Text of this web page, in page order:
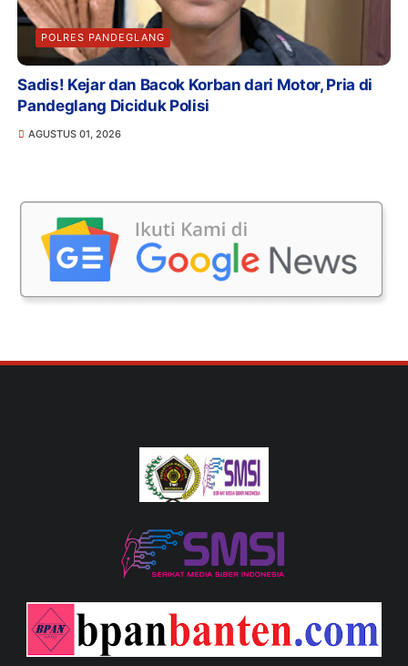
POLRES PANDEGLANG
Sadis! Kejar dan Bacok Korban dari Motor, Pria di
Pandeglang Diciduk Polisi
AGUSTUS 01, 2026